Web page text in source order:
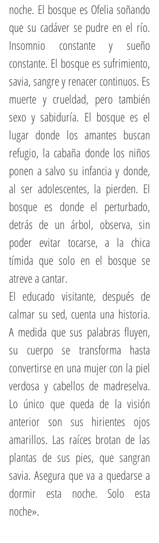
noche. El bosque es Ofelia soñando
que su cadáver se pudre en el río.
Insomnio constante y sueño
constante. El bosque es sufrimiento,
savia, sangre y renacer continuos. Es
muerte y crueldad, pero también
sexo y sabiduría. El bosque es el
lugar donde los amantes buscan
refugio, la cabaña donde los niños
ponen a salvo su infancia y donde,
al ser adolescentes, la pierden. El
bosque es donde el perturbado,
detrás de un árbol, observa, sin
poder evitar tocarse, a la chica
tímida que solo en el bosque se
atreve a cantar.
El educado visitante, después de
calmar su sed, cuenta una historia.
A medida que sus palabras fluyen,
su cuerpo se transforma hasta
convertirse en una mujer con la piel
verdosa y cabellos de madreselva.
Lo único que queda de la visión
anterior son sus hirientes ojos
amarillos. Las raíces brotan de las
plantas de sus pies, que sangran
savia. Asegura que va a quedarse a
dormir esta noche. Solo esta
noche».